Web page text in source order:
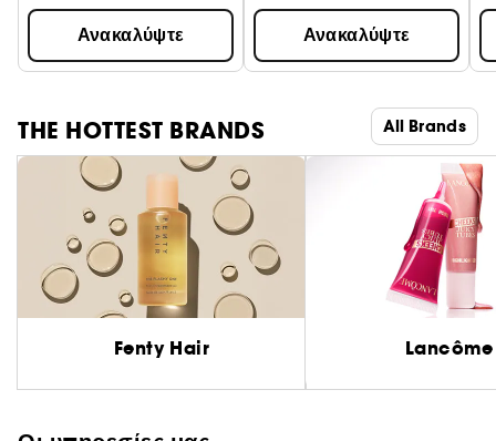
Ανακαλύψτε Ανακαλύψτε
THE HOTTEST BRANDS All Brands
Fenty Hair Lancôme